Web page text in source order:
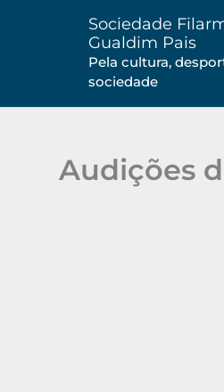
Sociedade
Gualdim Pais
Pela cultura,
sociedade
Audições